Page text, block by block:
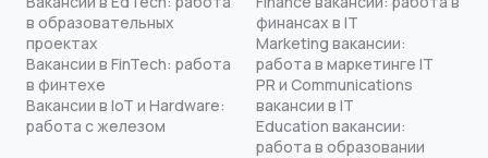
в образовательных
проектах
Вакансии в FinTech: работа
в финтехе
Вакансии в IoT и Hardware:
работа с железом
финансах в IT
Marketing вакансии:
работа в маркетинге IT
PR и Communications
вакансии в IT
Education вакансии:
работа в образовании